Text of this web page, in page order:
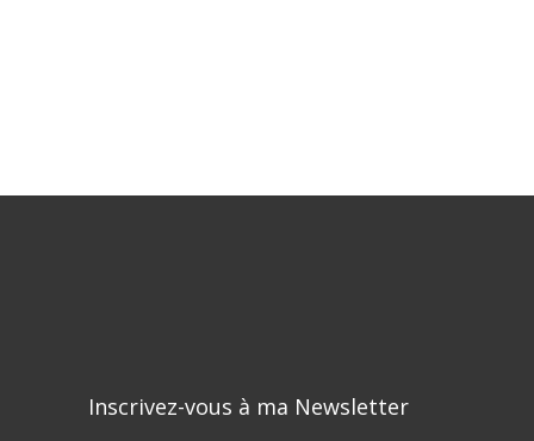
Inscrivez-vous à ma Newsletter